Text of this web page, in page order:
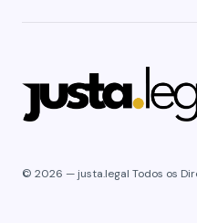
© 2026 — justa.legal Todos os